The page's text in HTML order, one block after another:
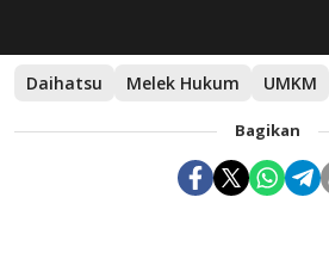
Daihatsu Melek Hukum UMKM
Bagikan